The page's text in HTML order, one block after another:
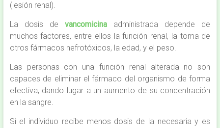
(lesión renal).
La dosis de vancomicinaadministrada depende de
muchos factores, entre ellos la función renal, la toma de
otros fármacos nefrotóxicos, la edad, y el peso.
Las personas con una función renal alterada no son
capaces de eliminar el fármaco del organismo de forma
efectiva, dando lugar a un aumento de su concentración
en la sangre.
Si el individuo recibe menos dosis de la necesaria y es